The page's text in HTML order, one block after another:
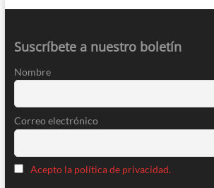
Suscríbete a nuestro boletín
Nombre
Correo electrónico
Acepto la política de privacidad.